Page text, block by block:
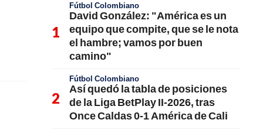
Fútbol Colombiano
David González: "América es un
equipo que compite, que se le nota
el hambre; vamos por buen
camino"
Fútbol Colombiano
Así quedó la tabla de posiciones
de la Liga BetPlay II-2026, tras
Once Caldas 0-1 América de Cali